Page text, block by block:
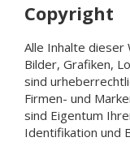
Copyright
Alle Inhalte
Bilder, Grafiken,
sind
Firmen- und
sind Eigentum
Identifikation und